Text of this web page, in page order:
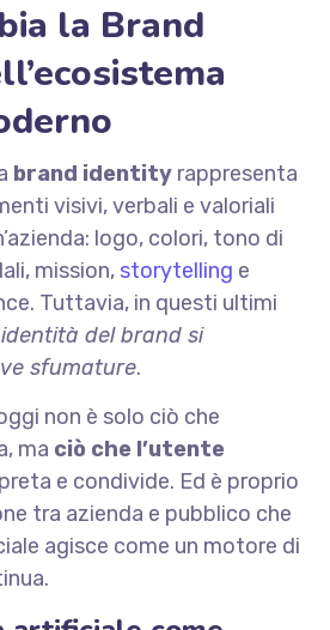
la Brand
brand identity rappresenta
visivi, verbali e valoriali
logo, colori, tono di
mission, storytelling e
Tuttavia, in questi ultimi
del brand si
sfumature.
non è solo ciò che
ma ciò che l’utente
e condivide. Ed è proprio
tra azienda e pubblico che
agisce come un motore di